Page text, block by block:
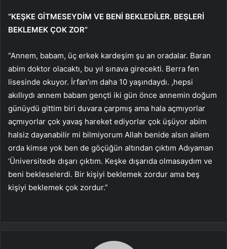
“KEŞKE GİTMESEYDİM VE BENİ BEKLEDİLER. BEŞLERİ
BEKLEMEK ÇOK ZOR”
“Annem, babam, üç erkek kardeşim şu an oradalar. Baran
abim doktor olacaktı, bu yıl sınava girecekti. Berra fen
lisesinde okuyor. İrfan’ım daha 10 yaşındaydı. ,hepsi
akıllıydı annem babam gençti iki gün önce annemin doğum
günüydü gittim biri duvara çarpmış ama hala açmıyorlar
açmıyorlar çok yavaş hareket ediyorlar çok üşüyor abim
halsiz dayanabilir mi bilmiyorum Allah benide alsın ailem
orda kimse yok ben de göçüğün altından çıktım Adıyaman
‘Üniversitede dışarı çıktım. Keşke dışarıda olmasaydım ve
beni bekleselerdi. Bir kişiyi beklemek zordur ama beş
kişiyi beklemek çok zordur.”